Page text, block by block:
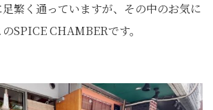
繁く通っていますが、その中のお気に
SPICE CHAMBERです。